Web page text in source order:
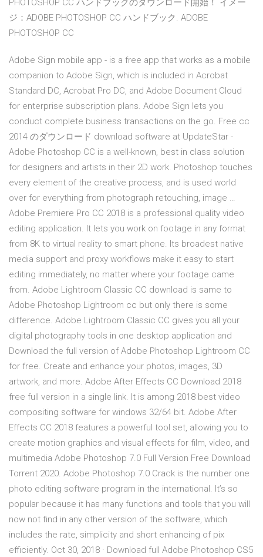
PHOTOSHOP CC ハンドブックのダウンロード開始！ イメー
ジ：ADOBE PHOTOSHOP CC ハンドブック. ADOBE
PHOTOSHOP CC
Adobe Sign mobile app - is a free app that works as a mobile
companion to Adobe Sign, which is included in Acrobat
Standard DC, Acrobat Pro DC, and Adobe Document Cloud
for enterprise subscription plans. Adobe Sign lets you
conduct complete business transactions on the go. Free cc
2014 のダウンロード download software at UpdateStar -
Adobe Photoshop CC is a well-known, best in class solution
for designers and artists in their 2D work. Photoshop touches
every element of the creative process, and is used world
over for everything from photograph retouching, image …
Adobe Premiere Pro CC 2018 is a professional quality video
editing application. It lets you work on footage in any format
from 8K to virtual reality to smart phone. Its broadest native
media support and proxy workflows make it easy to start
editing immediately, no matter where your footage came
from. Adobe Lightroom Classic CC download is same to
Adobe Photoshop Lightroom cc but only there is some
difference. Adobe Lightroom Classic CC gives you all your
digital photography tools in one desktop application and
Download the full version of Adobe Photoshop Lightroom CC
for free. Create and enhance your photos, images, 3D
artwork, and more. Adobe After Effects CC Download 2018
free full version in a single link. It is among 2018 best video
compositing software for windows 32/64 bit. Adobe After
Effects CC 2018 features a powerful tool set, allowing you to
create motion graphics and visual effects for film, video, and
multimedia Adobe Photoshop 7.0 Full Version Free Download
Torrent 2020. Adobe Photoshop 7.0 Crack is the number one
photo editing software program in the international. It’s so
popular because it has many functions and tools that you will
now not find in any other version of the software, which
includes the rate, simplicity and short enhancing of pix
efficiently. Oct 30, 2018 · Download full Adobe Photoshop CS5